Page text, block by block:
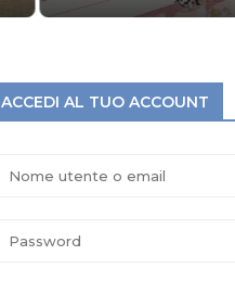
ACCEDI AL TUO ACCOUNT